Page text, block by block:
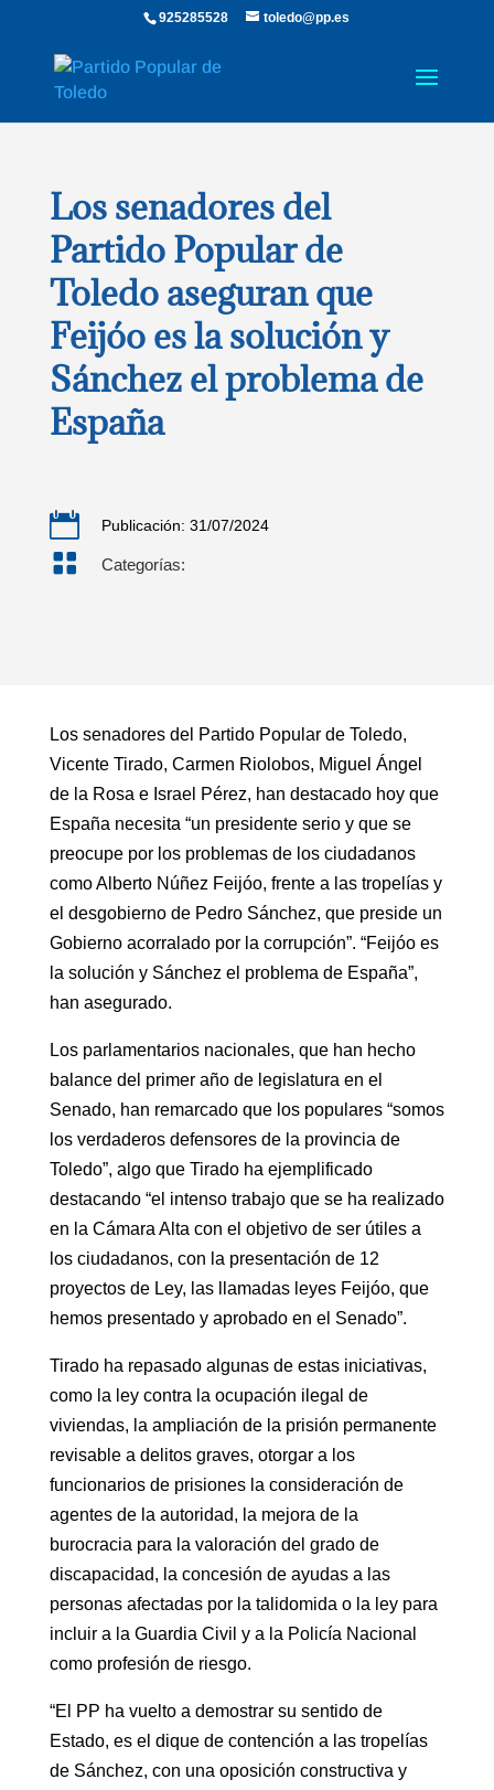
925285528 toledo@pp.es
Los senadores del
Partido Popular de
Toledo aseguran que
Feijóo es la solución y
Sánchez el problema de
España
 Publicación: 31/07/2024
 Categorías:
Los senadores del Partido Popular de Toledo,
Vicente Tirado, Carmen Riolobos, Miguel Ángel
de la Rosa e Israel Pérez, han destacado hoy que
España necesita “un presidente serio y que se
preocupe por los problemas de los ciudadanos
como Alberto Núñez Feijóo, frente a las tropelías y
el desgobierno de Pedro Sánchez, que preside un
Gobierno acorralado por la corrupción”. “Feijóo es
la solución y Sánchez el problema de España”,
han asegurado.
Los parlamentarios nacionales, que han hecho
balance del primer año de legislatura en el
Senado, han remarcado que los populares “somos
los verdaderos defensores de la provincia de
Toledo”, algo que Tirado ha ejemplificado
destacando “el intenso trabajo que se ha realizado
en la Cámara Alta con el objetivo de ser útiles a
los ciudadanos, con la presentación de 12
proyectos de Ley, las llamadas leyes Feijóo, que
hemos presentado y aprobado en el Senado”.
Tirado ha repasado algunas de estas iniciativas,
como la ley contra la ocupación ilegal de
viviendas, la ampliación de la prisión permanente
revisable a delitos graves, otorgar a los
funcionarios de prisiones la consideración de
agentes de la autoridad, la mejora de la
burocracia para la valoración del grado de
discapacidad, la concesión de ayudas a las
personas afectadas por la talidomida o la ley para
incluir a la Guardia Civil y a la Policía Nacional
como profesión de riesgo.
“El PP ha vuelto a demostrar su sentido de
Estado, es el dique de contención a las tropelías
de Sánchez, con una oposición constructiva y